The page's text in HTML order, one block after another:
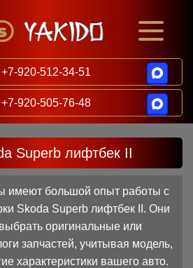
+7-920-512-34-51
+7-920-505-76-48
Superb лифтбек II
имеют большой опыт работы с
Skoda Superb лифтбек II. Они
оригинальные или
запчастей, учитывая модель,
характеристики вашего авто.